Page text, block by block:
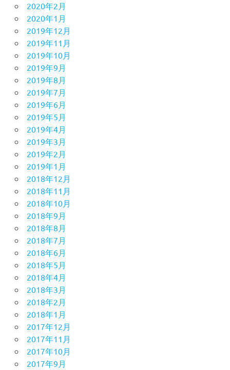
2020年2月
2020年1月
2019年12月
2019年11月
2019年10月
2019年9月
2019年8月
2019年7月
2019年6月
2019年5月
2019年4月
2019年3月
2019年2月
2019年1月
2018年12月
2018年11月
2018年10月
2018年9月
2018年8月
2018年7月
2018年6月
2018年5月
2018年4月
2018年3月
2018年2月
2018年1月
2017年12月
2017年11月
2017年10月
2017年9月